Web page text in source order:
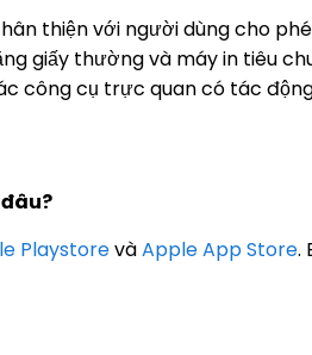
thiện với người dùng cho
giấy thường và máy in tiêu
công cụ trực quan có tác
PlaystorevàApple App Store.